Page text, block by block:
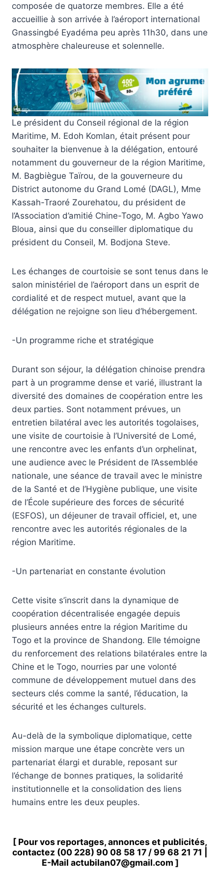
composée de quatorze membres. Elle a été
accueillie à son arrivée à l’aéroport international
Gnassingbé Eyadéma peu après 11h30, dans une
atmosphère chaleureuse et solennelle.
Le président du Conseil régional de la région
Maritime, M. Edoh Komlan, était présent pour
souhaiter la bienvenue à la délégation, entouré
notamment du gouverneur de la région Maritime,
M. Bagbiègue Taïrou, de la gouverneure du
District autonome du Grand Lomé (DAGL), Mme
Kassah-Traoré Zourehatou, du président de
l’Association d’amitié Chine-Togo, M. Agbo Yawo
Bloua, ainsi que du conseiller diplomatique du
président du Conseil, M. Bodjona Steve.
Les échanges de courtoisie se sont tenus dans le
salon ministériel de l’aéroport dans un esprit de
cordialité et de respect mutuel, avant que la
délégation ne rejoigne son lieu d’hébergement.
-Un programme riche et stratégique
Durant son séjour, la délégation chinoise prendra
part à un programme dense et varié, illustrant la
diversité des domaines de coopération entre les
deux parties. Sont notamment prévues, un
entretien bilatéral avec les autorités togolaises,
une visite de courtoisie à l’Université de Lomé,
une rencontre avec les enfants d’un orphelinat,
une audience avec le Président de l’Assemblée
nationale, une séance de travail avec le ministre
de la Santé et de l’Hygiène publique, une visite
de l’École supérieure des forces de sécurité
(ESFOS), un déjeuner de travail officiel, et, une
rencontre avec les autorités régionales de la
région Maritime.
-Un partenariat en constante évolution
Cette visite s’inscrit dans la dynamique de
coopération décentralisée engagée depuis
plusieurs années entre la région Maritime du
Togo et la province de Shandong. Elle témoigne
du renforcement des relations bilatérales entre la
Chine et le Togo, nourries par une volonté
commune de développement mutuel dans des
secteurs clés comme la santé, l’éducation, la
sécurité et les échanges culturels.
Au-delà de la symbolique diplomatique, cette
mission marque une étape concrète vers un
partenariat élargi et durable, reposant sur
l’échange de bonnes pratiques, la solidarité
institutionnelle et la consolidation des liens
humains entre les deux peuples.
[ Pour vos reportages, annonces et publicités,
contactez (00 228) 90 08 58 17 / 99 68 21 71
E-Mail actubilan07@gmail.com ]